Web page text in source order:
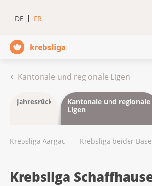
DE FR
Kantonale und regionale Ligen
JahresrückblickKantonale und regionale
Ligen
Krebsliga Aargau Krebsliga beider
Krebsliga